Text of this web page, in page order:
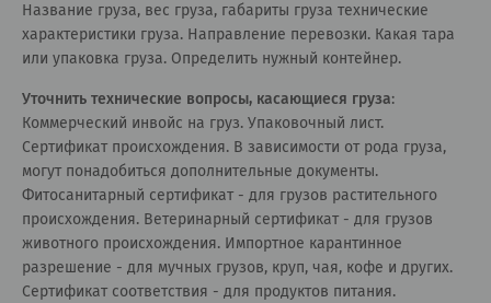
Название груза, вес груза, габариты груза технические
характеристики груза. Направление перевозки. Какая тара
или упаковка груза. Определить нужный контейнер.
Уточнить технические вопросы, касающиеся груза:
Коммерческий инвойс на груз. Упаковочный лист.
Сертификат происхождения. В зависимости от рода груза,
могут понадобиться дополнительные документы.
Фитосанитарный сертификат - для грузов растительного
происхождения. Ветеринарный сертификат - для грузов
животного происхождения. Импортное карантинное
разрешение - для мучных грузов, круп, чая, кофе и других.
Сертификат соответствия - для продуктов питания.